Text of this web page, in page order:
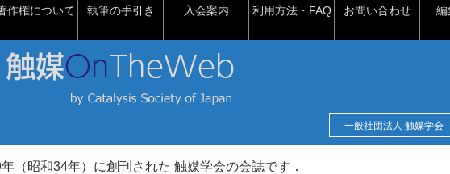
作権について 執筆の手引き 入会案内 利用方法・FAQ お問い合わせ 編
一般社団法人 触媒学会
（昭和34年）に創刊された 触媒学会の会誌です．